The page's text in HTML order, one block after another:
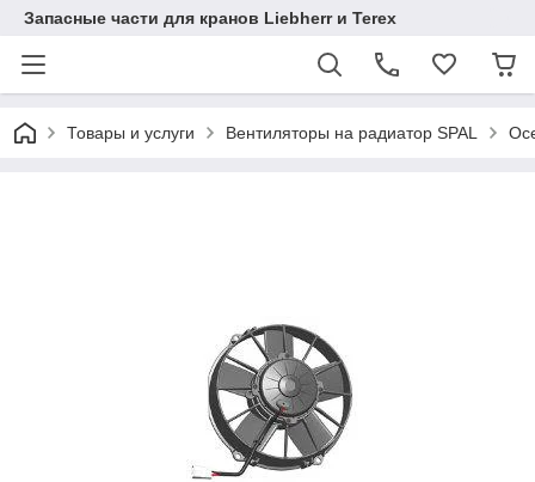
Запасные части для кранов Liebherr и Terex
Товары и услуги Вентиляторы на радиатор SPAL